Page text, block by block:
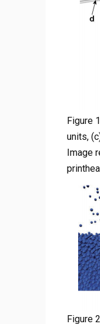
Figure
units,
Image
Figure